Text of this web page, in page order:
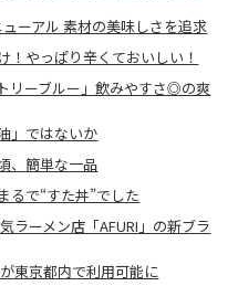
ーアル 素材の美味しさを追求
！やっぱり辛くておいしい！
リーブルー」飲みやすさ◎の爽
」ではないか
、簡単な一品
るで“すた丼”でした
ラーメン店「AFURI」の新ブラ
東京都内で利用可能に